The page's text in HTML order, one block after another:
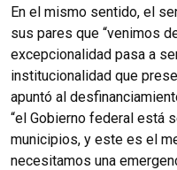
En el mismo sentido, el
sus pares que “venimos
excepcionalidad pasa a
institucionalidad que
apuntó al
“el Gobierno federal está
municipios, y este es el
necesitamos una